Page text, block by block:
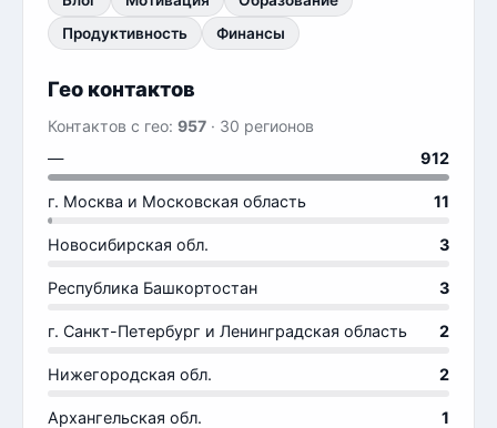
Продуктивность
Финансы
Гео контактов
Контактов с гео: 957 · 30 регионов
—
912
г. Москва и Московская область 11
Новосибирская обл. 3
Республика Башкортостан 3
г. Санкт-Петербург и Ленинградская область 2
Нижегородская обл. 2
Архангельская обл. 1